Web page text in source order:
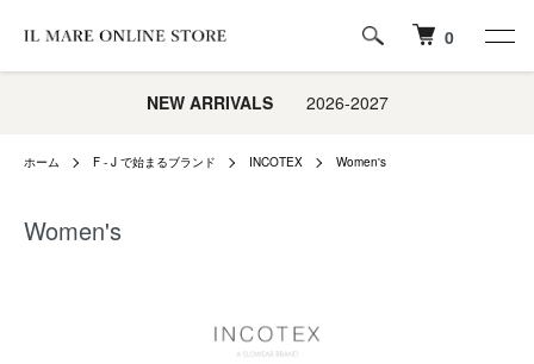
0
NEW ARRIVALS2026-2027
ホーム F - J で始まるブランド INCOTEX Women's
Women's